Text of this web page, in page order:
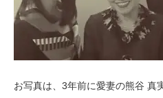
お写真は、3年前に愛妻の熊谷 真